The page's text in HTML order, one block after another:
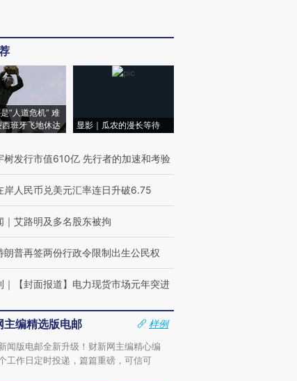
“人道危机” 难
班牙飞地休达
显影｜瓜农的漫长等待
树发行市值610亿 先行者的加速和考验
岸人民币兑美元汇率连日升破6.75
｜ 艾路明及多名股东被拘
朗普再签两份行政令限制出生公民权
｜ 【封面报道】电力现货市场元年突进
主编精选版电邮
样例
闻版电邮全新升级！财新网主编精心编
工作日定时投递，篇篇重磅，可信可